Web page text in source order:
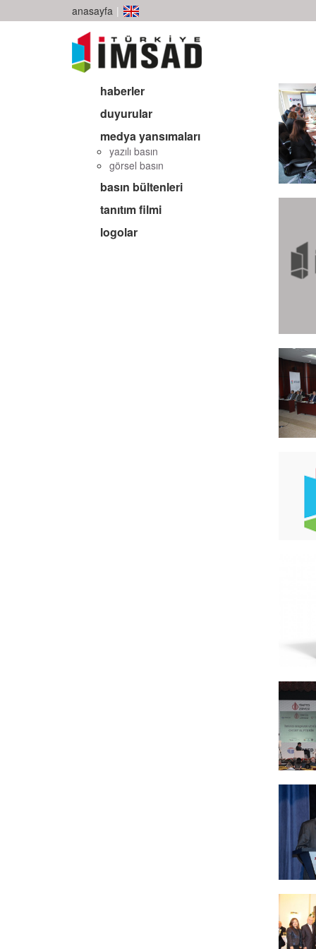
anasayfa |
haberler
duyurular
medya yansımaları
yazılı basın
görsel basın
basın bültenleri
tanıtım filmi
logolar